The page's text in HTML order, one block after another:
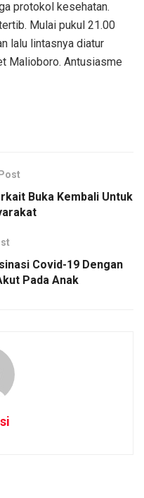
protokol kesehatan.
Mulai pukul 21.00
lalu lintasnya diatur
Malioboro. Antusiasme
Buka Kembali Untuk
Covid-19 Dengan
Pada Anak